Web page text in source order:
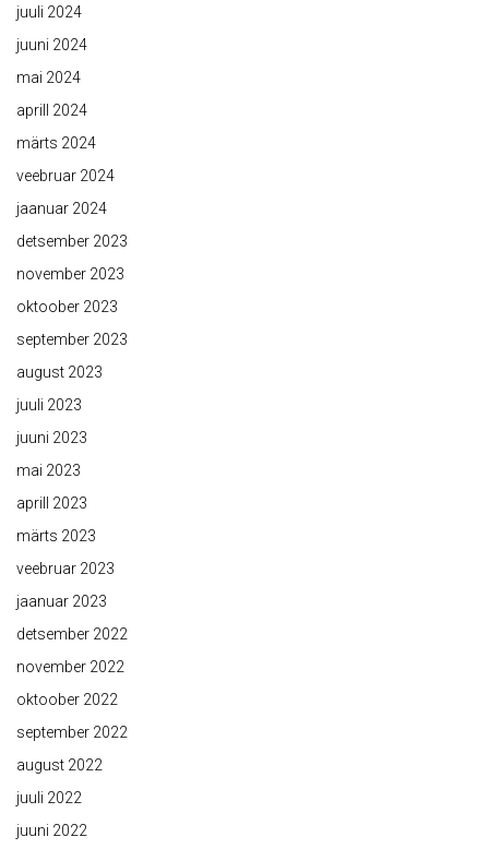
juuli 2024
juuni 2024
mai 2024
aprill 2024
märts 2024
veebruar 2024
jaanuar 2024
detsember 2023
november 2023
oktoober 2023
september 2023
august 2023
juuli 2023
juuni 2023
mai 2023
aprill 2023
märts 2023
veebruar 2023
jaanuar 2023
detsember 2022
november 2022
oktoober 2022
september 2022
august 2022
juuli 2022
juuni 2022